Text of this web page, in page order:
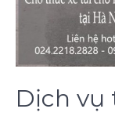
Dịch vụ